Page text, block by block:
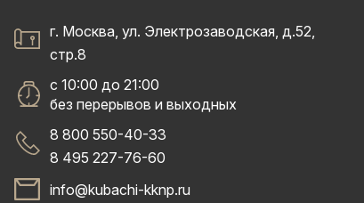
г. Москва, ул. Электрозаводская, д.52,
стр.8
с 10:00 до 21:00
без перерывов и выходных
8 800 550-40-33
8 495 227-76-60
info@kubachi-kknp.ru